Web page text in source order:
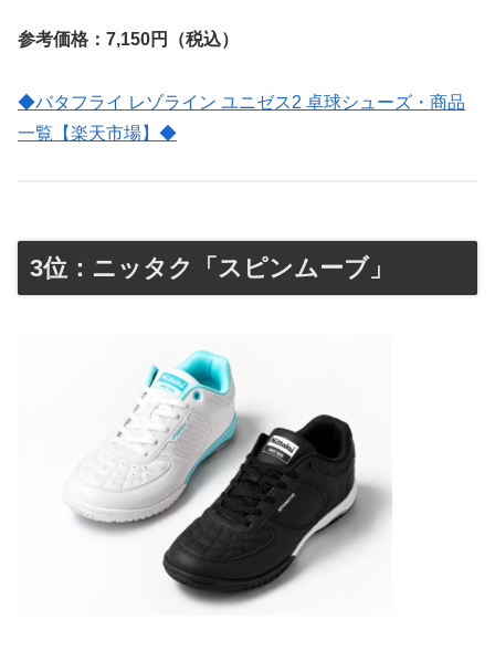
参考価格：7,150円（税込）
◆バタフライ レゾライン ユニゼス2 卓球シューズ・商品
一覧【楽天市場】◆
3位：ニッタク「スピンムーブ」